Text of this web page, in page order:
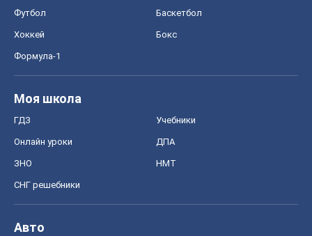
Футбол Баскетбол
Хоккей Бокс
Формула-1
Моя школа
ГДЗ Учебники
Онлайн уроки ДПА
ЗНО НМТ
СНГ решебники
Авто